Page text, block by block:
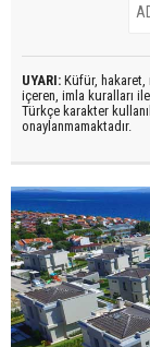
UYARI: Küfür, hakaret,
içeren, imla kuralları ile
Türkçe karakter
onaylanmamaktadır.